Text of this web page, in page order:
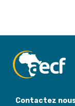
Contactez